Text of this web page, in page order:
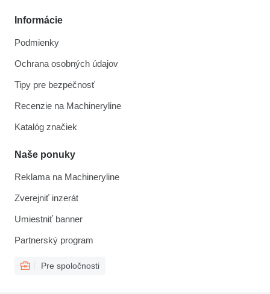
Informácie
Podmienky
Ochrana osobných údajov
Tipy pre bezpečnosť
Recenzie na Machineryline
Katalóg značiek
Naše ponuky
Reklama na Machineryline
Zverejniť inzerát
Umiestniť banner
Partnerský program
Pre spoločnosti